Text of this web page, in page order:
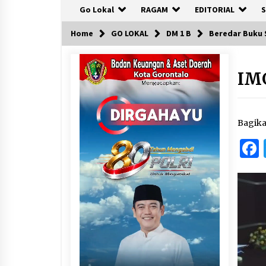
Go Lokal RAGAM EDITORIAL
Home GO LOKAL DM 1 B Beredar Buku